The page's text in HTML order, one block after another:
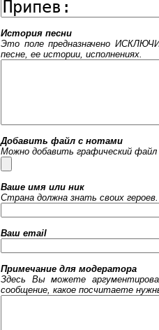
История песни
Это поле предназначено
песне, ее истории, исполнениях.
Добавить файл с нотами
Можно добавить графический
Ваше имя или ник
Страна должна знать своих
Ваш email
Примечание для модератора
Здесь Вы можете
сообщение, какое посчитаете